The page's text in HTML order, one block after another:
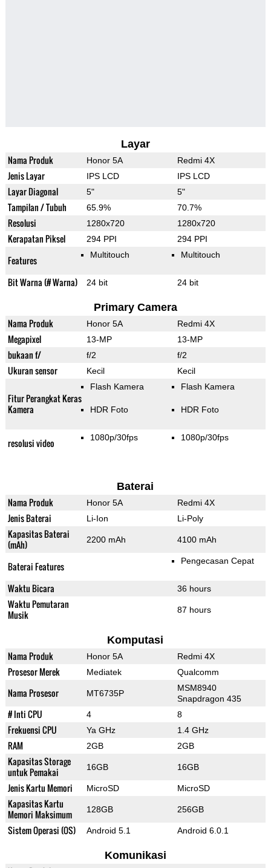
Layar
Nama Produk Honor 5A Redmi 4X
Jenis Layar IPS LCD IPS LCD
Layar Diagonal 5" 5"
Tampilan / Tubuh 65.9% 70.7%
Resolusi 1280x720 1280x720
Kerapatan Piksel 294 PPI 294 PPI
Features Multitouch Multitouch
Bit Warna (# Warna) 24 bit 24 bit
Primary Camera
Nama Produk Honor 5A Redmi 4X
Megapixel 13-MP 13-MP
bukaan f/ f/2 f/2
Ukuran sensor Kecil Kecil
Fitur Perangkat Keras
Kamera
Flash Kamera
HDR Foto
Flash Kamera
HDR Foto
resolusi video 1080p/30fps 1080p/30fps
Baterai
Nama Produk Honor 5A Redmi 4X
Jenis Baterai Li-Ion Li-Poly
Kapasitas Baterai
(mAh)
2200 mAh 4100 mAh
Baterai Features Pengecasan Cepat
Waktu Bicara 36 hours
Waktu Pemutaran
Musik
87 hours
Komputasi
Nama Produk Honor 5A Redmi 4X
Prosesor Merek Mediatek Qualcomm
Nama Prosesor MT6735P
MSM8940
Snapdragon 435
# Inti CPU 4 8
Frekuensi CPU Ya GHz 1.4 GHz
RAM 2GB 2GB
Kapasitas Storage
untuk Pemakai
16GB 16GB
Jenis Kartu Memori MicroSD MicroSD
Kapasitas Kartu
Memori Maksimum
128GB 256GB
Sistem Operasi (OS) Android 5.1 Android 6.0.1
Komunikasi